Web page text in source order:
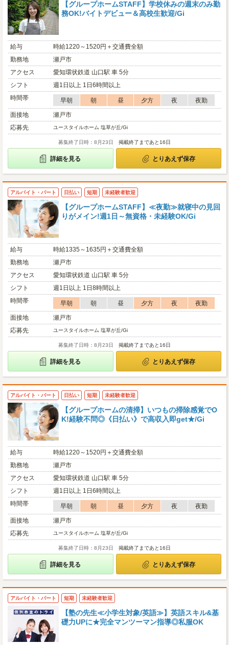
【グループホームSTAFF】学校休みの週末のみ勤
務OK!バイトデビュー＆高校生歓迎/Gi
給与
時給1220～1520円＋交通費全額
勤務地
瀬戸市
アクセス
愛知環状鉄道 山口駅 車 5分
シフト
週1日以上 1日6時間以上
時間帯
早朝 朝 昼 夕方 夜
夜勤
面接地
瀬戸市
応募先
ユースタイルホーム 塩草が丘/Gi
募集終了日時：8月23日 掲載終了まであと16日
詳細を見る とりあえず保存
アルバイト・パート 日払い 短期 未経験者歓迎
【グループホームSTAFF】≪夜勤≫就寝中の見回
りがメイン!週1日～無資格・未経験OK/Gi
給与
時給1335～1635円＋交通費全額
勤務地
瀬戸市
アクセス
愛知環状鉄道 山口駅 車 5分
シフト
週1日以上 1日8時間以上
時間帯
早朝 朝 昼 夕方 夜
夜勤
面接地
瀬戸市
応募先
ユースタイルホーム 塩草が丘/Gi
募集終了日時：8月23日 掲載終了まであと16日
詳細を見る とりあえず保存
アルバイト・パート 日払い 短期 未経験者歓迎
【グループホームの清掃】いつもの掃除感覚でO
K!経験不問◎《日払い》で高収入即get★/Gi
給与
時給1220～1520円＋交通費全額
勤務地
瀬戸市
アクセス
愛知環状鉄道 山口駅 車 5分
シフト
週1日以上 1日6時間以上
時間帯
早朝 朝 昼 夕方 夜
夜勤
面接地
瀬戸市
応募先
ユースタイルホーム 塩草が丘/Gi
募集終了日時：8月23日 掲載終了まであと16日
詳細を見る とりあえず保存
アルバイト・パート 短期 未経験者歓迎
【塾の先生≪小学生対象/英語≫】英語スキル&基
礎力UPに★完全マンツーマン指導◎私服OK